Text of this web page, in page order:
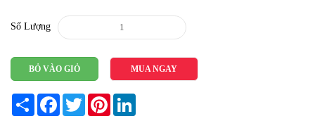
Số Lượng
BỎ VÀO GIỎ MUA NGAY
Share FacebookTwitterPinterest